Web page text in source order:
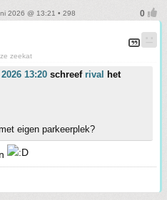
2026 @ 13:21 • 298
zeekat
13:20 schreef rival het
eigen parkeerplek?